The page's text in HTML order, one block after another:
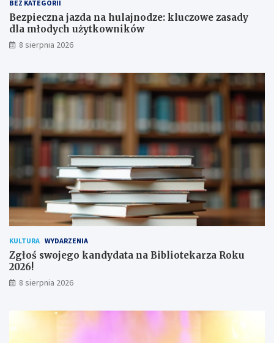
p
o
d
p
a
n
!
d
l
a
m
d
y
h
u
ż
o
n
i
ó
w
BEZ KATEGORII
Bezpieczna jazda na hulajnodze: kluczowe zasady
dla młodych użytkowników
8 sierpnia 2026
KULTURA WYDARZENIA
Zgłoś swojego kandydata na Bibliotekarza Roku
2026!
8 sierpnia 2026